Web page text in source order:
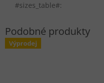
#sizes_table#:
Výprodej